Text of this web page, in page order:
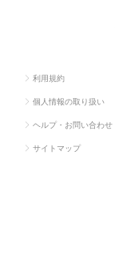
利用規約
個人情報の取り扱い
ヘルプ・お問い合わせ
サイトマップ